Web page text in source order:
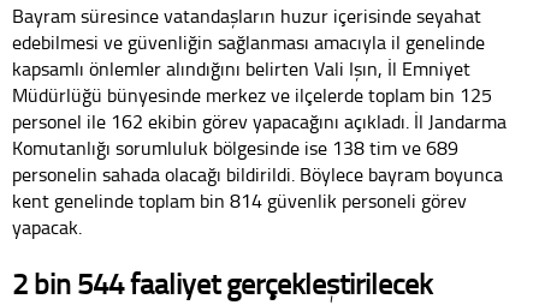
Bayram süresince vatandaşların huzur içerisinde seyahat
edebilmesi ve güvenliğin sağlanması amacıyla il genelinde
kapsamlı önlemler alındığını belirten Vali Işın, İl Emniyet
Müdürlüğü bünyesinde merkez ve ilçelerde toplam bin 125
personel ile 162 ekibin görev yapacağını açıkladı. İl Jandarma
Komutanlığı sorumluluk bölgesinde ise 138 tim ve 689
personelin sahada olacağı bildirildi. Böylece bayram boyunca
kent genelinde toplam bin 814 güvenlik personeli görev
yapacak.
2 bin 544 faaliyet gerçekleştirilecek